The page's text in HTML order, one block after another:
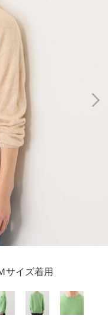
イズ着用